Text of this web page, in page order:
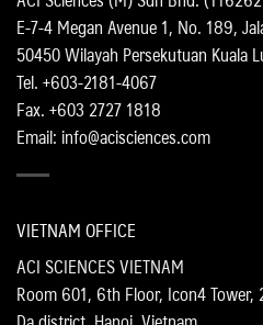
E-7-4 Megan Avenue 1, No. 189,
50450 Wilayah Persekutuan Kuala
Tel. +603-2181-4067
Fax. +603 2727 1818
Email: info@acisciences.com
VIETNAM OFFICE
ACI SCIENCES VIETNAM
Room 601, 6th Floor, Icon4 Tower,